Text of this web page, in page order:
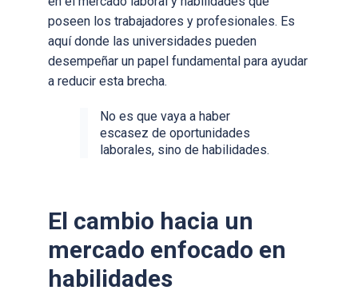
poseen los trabajadores y profesionales. Es
aquí donde las universidades pueden
desempeñar un papel fundamental para ayudar
a reducir esta brecha.
No es que vaya a haber
escasez de oportunidades
laborales, sino de habilidades.
El cambio hacia un
mercado enfocado en
habilidades